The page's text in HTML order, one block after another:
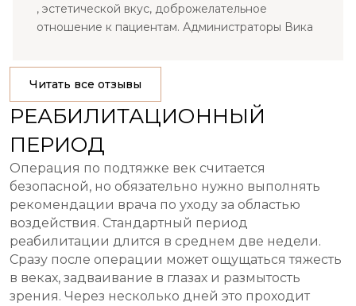
, эстетической вкус, доброжелательное
отношение к пациентам. Администраторы Вика
любому вопросу) комфортным и приятным. Эта
клиника более чем заслуживает доверия. Это то
место, те врачи , которых можно смело
рекомендовать своим близким.
Читать все отзывы
РЕАБИЛИТАЦИОННЫЙ
ПЕРИОД
Операция по подтяжке век считается
безопасной, но обязательно нужно выполнять
рекомендации врача по уходу за областью
воздействия. Стандартный период
реабилитации длится в среднем две недели.
Сразу после операции может ощущаться тяжесть
в веках, задваивание в глазах и размытость
зрения. Через несколько дней это проходит